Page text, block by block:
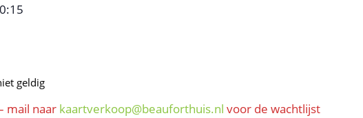
geldig
mail naar kaartverkoop@beauforthuis.nl voor de wachtlijst